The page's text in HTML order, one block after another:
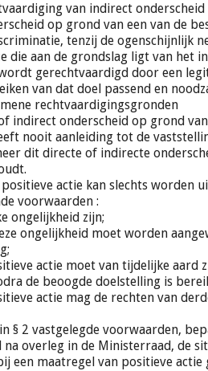
van indirect onderscheid
op grond van een van de
tenzij de ogenschijnlijk
die aan de grondslag ligt van het
gerechtvaardigd door een
van dat doel passend en
rechtvaardigingsgronden
indirect onderscheid op grond
nooit aanleiding tot de
dit directe of indirecte
positieve actie kan slechts worden
voorwaarden :
ongelijkheid zijn;
ongelijkheid moet worden
actie moet van tijdelijke aard
de beoogde doelstelling is
actie mag de rechten van
§ 2 vastgelegde voorwaarden,
overleg in de Ministerraad, de
een maatregel van positieve